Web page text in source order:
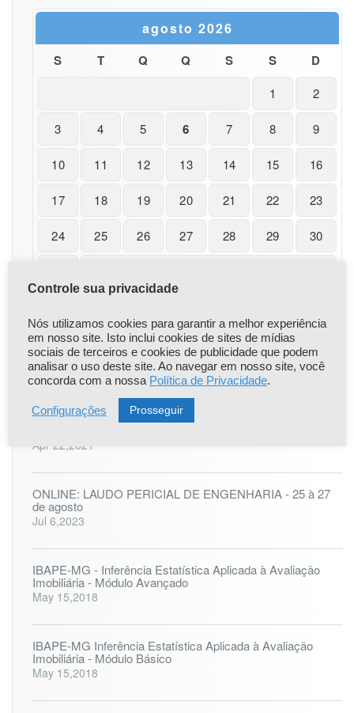
f
n
c
o
m
e
n
t
o
d
o
P
l
u
s?
agosto 2026
S T Q Q S S D
1 2
3 4 5 6 7 8 9
10 11 12 13 14 15 16
17 18 19 20 21 22 23
24 25 26 27 28 29 30
Popular | Recent | Comentário
Apr 22,2021
ONLINE: LAUDO PERICIAL DE ENGENHARIA - 25 à 27
de agosto
Jul 6,2023
IBAPE-MG - Inferência Estatística Aplicada à Avaliação
Imobiliária - Módulo Avançado
May 15,2018
IBAPE-MG Inferência Estatística Aplicada à Avaliação
Imobiliária - Módulo Básico
May 15,2018
Controle sua privacidade
Nós utilizamos cookies para garantir a melhor experiência
em nosso site. Isto inclui cookies de sites de mídias
sociais de terceiros e cookies de publicidade que podem
analisar o uso deste site. Ao navegar em nosso site, você
concorda com a nossa Política de Privacidade.
Configurações Prosseguir